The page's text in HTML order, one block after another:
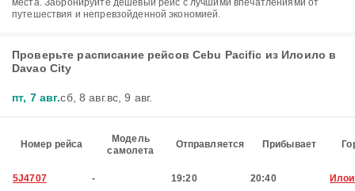
места. Забронируйте дешевый рейс с лучшими впечатлениями от
путешествия и непревзойденной экономией.
Проверьте расписание рейсов Cebu Pacific из Илоило в
Davao City
пт, 7 авг.сб, 8 авг.вс, 9 авг.
Номер рейса
Модель
самолета
Отправляется Прибывает
5J4707 - 19:20 20:40